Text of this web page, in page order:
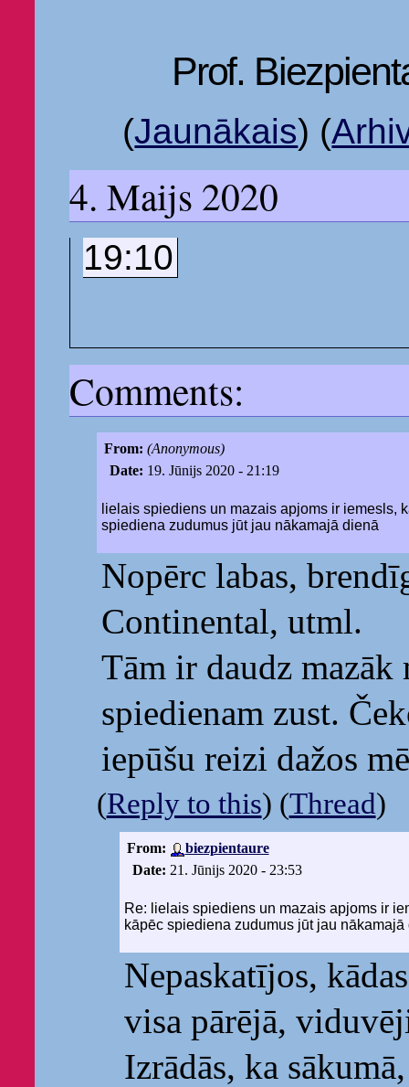
Prof.
(Jaunākais) (
4. Maijs 2020
19:10
Comments:
From: (Anonymous)
Date: 19. Jūnijs 2020 - 21:19
lielais spiediens un mazais apjoms ir iemesls,
spiediena zudumus jūt jau nākamajā dienā
Nopērc labas,
Continental, utml.
Tām ir daudz
spiedienam zust.
iepūšu reizi dažos
(Reply to this) (Thread)
From:
biezpientaure
Date: 21. Jūnijs 2020 - 23:53
Re: lielais spiediens un mazais apjoms ir
kāpēc spiediena zudumus jūt jau nākamajā
Nepaskatījos,
visa pārējā,
Izrādās, ka